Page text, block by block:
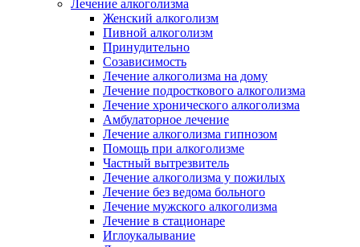
Лечение алкоголизма
Женский алкоголизм
Пивной алкоголизм
Принудительно
Созависимость
Лечение алкоголизма на дому
Лечение подросткового алкоголизма
Лечение хронического алкоголизма
Амбулаторное лечение
Лечение алкоголизма гипнозом
Помощь при алкоголизме
Частный вытрезвитель
Лечение алкоголизма у пожилых
Лечение без ведома больного
Лечение мужского алкоголизма
Лечение в стационаре
Иглоукалывание